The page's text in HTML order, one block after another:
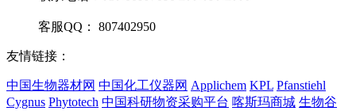
客服QQ： 807402950
友情链接：
中国生物器材网 中国化工仪器网 Applichem KPL Pfanstiehl
Cygnus Phytotech 中国科研物资采购平台 喀斯玛商城 生物谷